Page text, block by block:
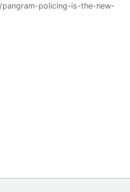
policing-is-the-new-